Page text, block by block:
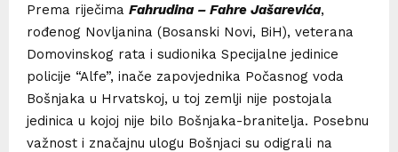
Prema riječima Fahrudina – Fahre Jašarevića,
rođenog Novljanina (Bosanski Novi, BiH), veterana
Domovinskog rata i sudionika Specijalne jedinice
policije “Alfe”, inače zapovjednika Počasnog voda
Bošnjaka u Hrvatskoj, u toj zemlji nije postojala
jedinica u kojoj nije bilo Bošnjaka-branitelja. Posebnu
važnost i značajnu ulogu Bošnjaci su odigrali na